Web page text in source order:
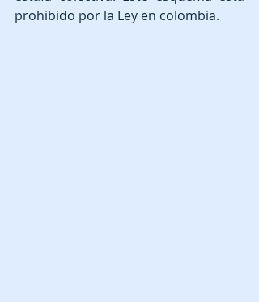
prohibido por la Ley en colombia.